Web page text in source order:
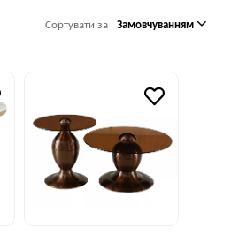
Сортувати за Замовчуванням